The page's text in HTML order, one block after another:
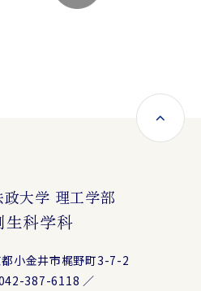
政大学 理工学部
生科学科
小金井市梶野町3-7-2
387-6118 ／